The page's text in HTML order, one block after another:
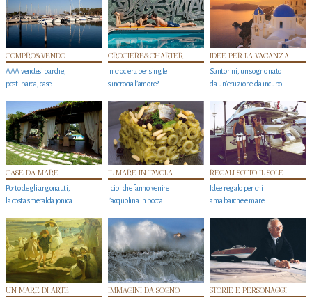
COMPRO&VENDO
AAA vendesi barche,
posti barca, case…
CROCIERE&CHARTER
In crociera per single
s'incrocia l’amore?
IDEE PER LA VACANZA
Santorini, un sogno nato
da un’eruzione da incubo
CASE DA MARE
Porto degli argonauti,
la costa smeralda jonica
IL MARE IN TAVOLA
I cibi che fanno venire
l’acquolina in bocca
REGALI SOTTO IL SOLE
Idee regalo per chi
ama barche e mare
UN MARE DI ARTE IMMAGINI DA SOGNO STORIE E PERSONAGGI